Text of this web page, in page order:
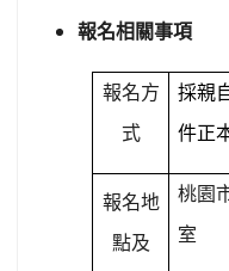
報名相關事項
報名方
式
採親
件正
報名地
點及
桃園
室